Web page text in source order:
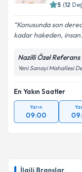
İlgili Branşlar
Kişisel
kapsamda
5 (12
Konusunda son
kadar hakeden,
Nazilli Özel
Yeni Sanayi Mahallesi
En Yakın Saatler
Yarın
09:00